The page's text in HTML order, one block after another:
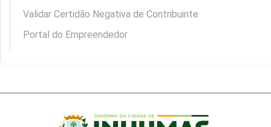
Validar Certidão Negativa de Contribuinte
Portal do Empreendedor